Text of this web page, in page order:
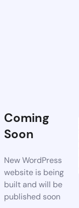
Coming
Soon
New WordPress
website is being
built and will be
published soon